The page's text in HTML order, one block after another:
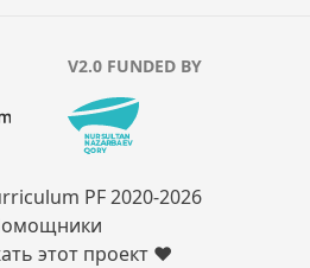
V2.0 FUNDED BY
PF 2020-2026
этот проект ❤️